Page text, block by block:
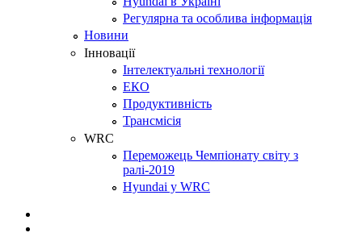
Регулярна та особлива інформація
Новини
Інновації
Інтелектуальні технології
ЕКО
Продуктивність
Трансмісія
WRC
Переможець Чемпіонату світу з
ралі-2019
Hyundai у WRC